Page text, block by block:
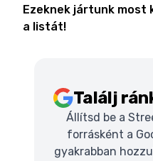
Ezeknek jártunk most
a listát!
Találj
Állítsd be a
forrásként a
gyakrabban